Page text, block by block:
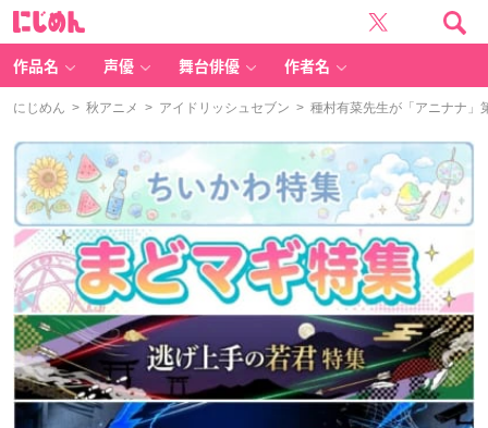
作品名 声優 舞台俳優 作者名
にじめん > 秋アニメ > アイドリッシュセブン > 種村有菜先生が「アニナナ」